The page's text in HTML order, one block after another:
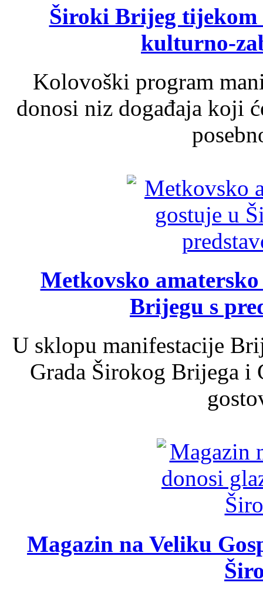
Široki Brijeg tijekom
kulturno-
Kolovoški program
donosi niz događaja koji
Metkovsko
Brijegu s
U sklopu manifestacije
Grada Širokog Brijega
Magazin na Veliku